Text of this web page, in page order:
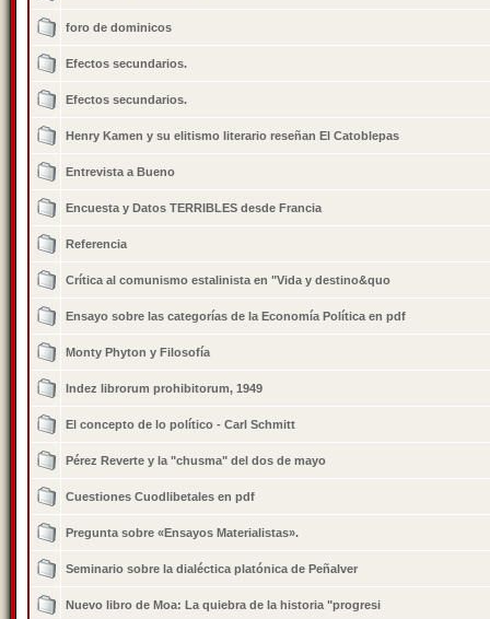
foro de dominicos
Efectos secundarios.
Efectos secundarios.
Henry Kamen y su elitismo literario reseñan El Catoblepas
Entrevista a Bueno
Encuesta y Datos TERRIBLES desde Francia
Referencia
Crítica al comunismo estalinista en "Vida y destino&quo
Ensayo sobre las categorías de la Economía Política en pdf
Monty Phyton y Filosofía
Indez librorum prohibitorum, 1949
El concepto de lo político - Carl Schmitt
Pérez Reverte y la "chusma" del dos de mayo
Cuestiones Cuodlibetales en pdf
Pregunta sobre «Ensayos Materialistas».
Seminario sobre la dialéctica platónica de Peñalver
Nuevo libro de Moa: La quiebra de la historia "progresi